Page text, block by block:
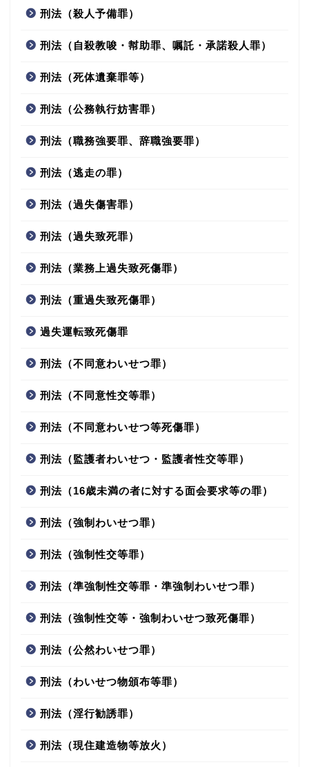
刑法（殺人予備罪）
刑法（自殺教唆・幇助罪、嘱託・承諾殺人罪）
刑法（死体遺棄罪等）
刑法（公務執行妨害罪）
刑法（職務強要罪、辞職強要罪）
刑法（逃走の罪）
刑法（過失傷害罪）
刑法（過失致死罪）
刑法（業務上過失致死傷罪）
刑法（重過失致死傷罪）
過失運転致死傷罪
刑法（不同意わいせつ罪）
刑法（不同意性交等罪）
刑法（不同意わいせつ等死傷罪）
刑法（監護者わいせつ・監護者性交等罪）
刑法（16歳未満の者に対する面会要求等の罪）
刑法（強制わいせつ罪）
刑法（強制性交等罪）
刑法（準強制性交等罪・準強制わいせつ罪）
刑法（強制性交等・強制わいせつ致死傷罪）
刑法（公然わいせつ罪）
刑法（わいせつ物頒布等罪）
刑法（淫行勧誘罪）
刑法（現住建造物等放火）